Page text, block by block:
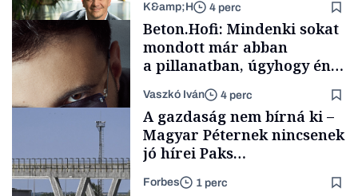
Családi
vállalkozások
TÁMOGATÓI
K&amp;H 4 perc
Beton.Hofi: Mindenki sokat
mondott már abban
a pillanatban, úgyhogy én
a legsarkosabb
gondolataimat akartam
kimondani
Vaszkó Iván 4 perc
A gazdaság nem bírná ki –
Magyar Péternek nincsenek
jó hírei Paks
újraindításáról
Forbes 1 perc